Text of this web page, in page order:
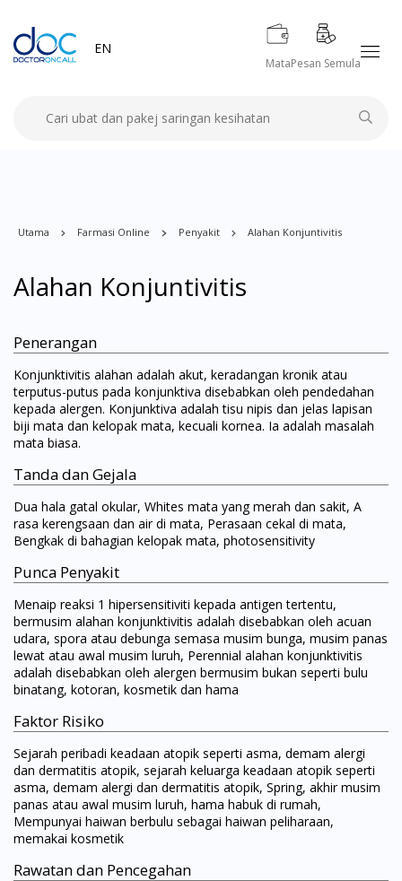
EN
MataPesan Semula
Utama Farmasi Online Penyakit Alahan Konjuntivitis
Alahan Konjuntivitis
Penerangan
Konjunktivitis alahan adalah akut, keradangan kronik atau
terputus-putus pada konjunktiva disebabkan oleh pendedahan
kepada alergen. Konjunktiva adalah tisu nipis dan jelas lapisan
biji mata dan kelopak mata, kecuali kornea. Ia adalah masalah
mata biasa.
Tanda dan Gejala
Dua hala gatal okular, Whites mata yang merah dan sakit, A
rasa kerengsaan dan air di mata, Perasaan cekal di mata,
Bengkak di bahagian kelopak mata, photosensitivity
Punca Penyakit
Menaip reaksi 1 hipersensitiviti kepada antigen tertentu,
bermusim alahan konjunktivitis adalah disebabkan oleh acuan
udara, spora atau debunga semasa musim bunga, musim panas
lewat atau awal musim luruh, Perennial alahan konjunktivitis
adalah disebabkan oleh alergen bermusim bukan seperti bulu
binatang, kotoran, kosmetik dan hama
Faktor Risiko
Sejarah peribadi keadaan atopik seperti asma, demam alergi
dan dermatitis atopik, sejarah keluarga keadaan atopik seperti
asma, demam alergi dan dermatitis atopik, Spring, akhir musim
panas atau awal musim luruh, hama habuk di rumah,
Mempunyai haiwan berbulu sebagai haiwan peliharaan,
memakai kosmetik
Rawatan dan Pencegahan